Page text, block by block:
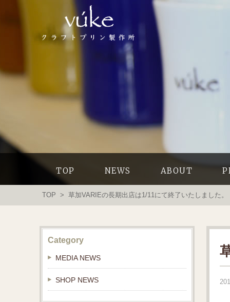
TOP NEWS ABOUT
TOP > 草加VARIEの長期出店は1/11にて終了いたしました。
Category
MEDIA NEWS
SHOP NEWS